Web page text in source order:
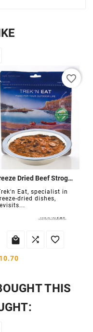
Freeze Dried Beef Strogonoff
Eat, specialist in
dried dishes,
  
favorite_border
THIS